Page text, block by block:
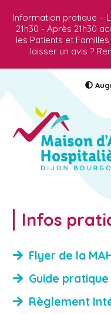
Information pratique –
21h30 - Après 21h30
les Patients et
laisser un avis ?
Infos
Flyer de la
Guide
Règlement